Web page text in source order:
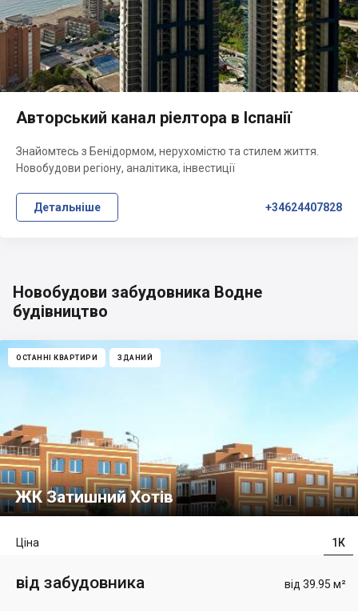
Авторський канал ріелтора в Іспанії
Знайомтесь з Бенідормом, нерухомістю та стилем життя.
Новобудови регіону, аналітика, інвестиції
Детальніше +34624407828
Новобудови забудовника Водне
будівництво
ОСТАННІ КВАРТИРИ ЗДАНИЙ
ЖК Затишний Хотів
1К
Ціна
від 39.95 м²
від забудовника